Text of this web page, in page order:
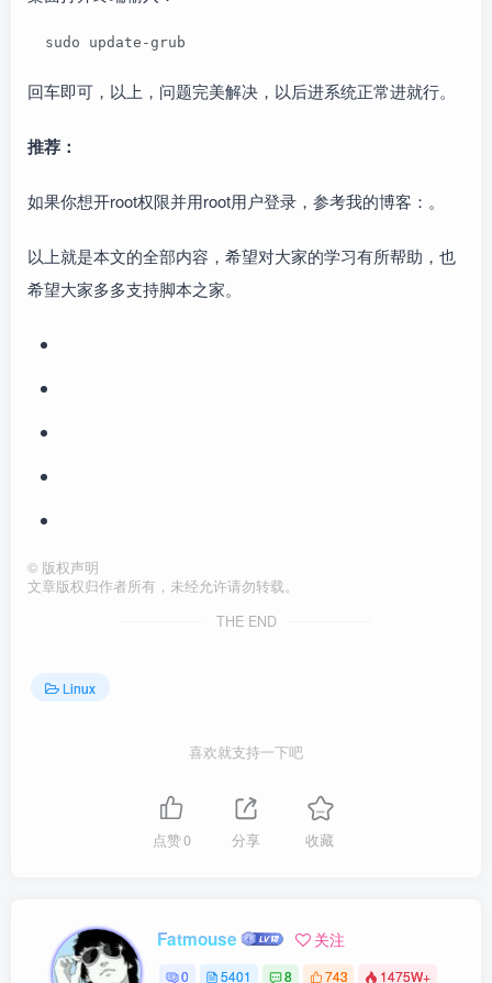
  sudo update-grub
回车即可，以上，问题完美解决，以后进系统正常进就行。
推荐：
如果你想开root权限并用root用户登录，参考我的博客：。
以上就是本文的全部内容，希望对大家的学习有所帮助，也
希望大家多多支持脚本之家。
© 版权声明
文章版权归作者所有，未经允许请勿转载。
THE END
Linux
喜欢就支持一下吧
点赞0 分享 收藏
Fatmouse 关注
0 5401 8 743 1475W+